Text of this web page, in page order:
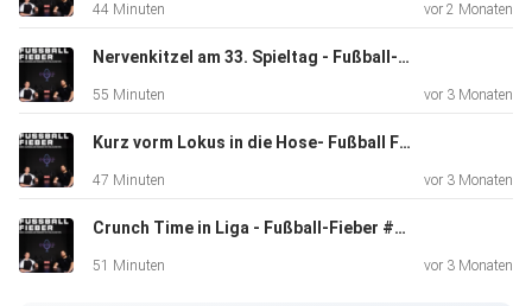
44 Minuten vor 2 Monaten
Nervenkitzel am 33. Spieltag - Fußball-Fieber #71
55 Minuten vor 3 Monaten
Kurz vorm Lokus in die Hose- Fußball Fieber #70
47 Minuten vor 3 Monaten
Crunch Time in Liga - Fußball-Fieber #69
51 Minuten vor 3 Monaten